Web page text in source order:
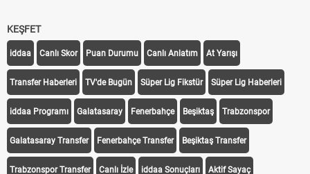
KEŞFET
iddaa Canlı Skor Puan Durumu Canlı Anlatım At Yarışı
Transfer Haberleri TV'de Bugün Süper Lig Fikstür Süper Lig Haberleri
iddaa Programı Galatasaray Fenerbahçe Beşiktaş Trabzonspor
Galatasaray Transfer Fenerbahçe Transfer Beşiktaş Transfer
Trabzonspor Transfer Canlı İzle iddaa Sonuçları Aktif Sayaç